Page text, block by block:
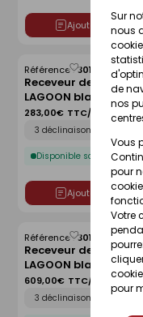
Sur
nous
de
nos
Vous
pour
Votre
pour
Ajouter au devis
Receveur de douche
LAGOON blanc lisse
90 cm
Référence :30166042
Disponible sous 10 jours
283,00€ TTC/Pièce
Ajouter au devis
Enregistrer
comme
liste
Receveur de douche
LAGOON blanc lisse -
x 90 cm
Référence :30166045
609,00€ TTC/Pièce
Enregistrer
comme
liste